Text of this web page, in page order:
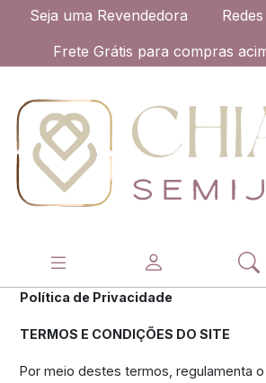
Seja uma Revendedora
Frete Grátis para compras
Política de Privacidade
TERMOS E CONDIÇÕES DO SITE
Por meio destes termos, regulamenta